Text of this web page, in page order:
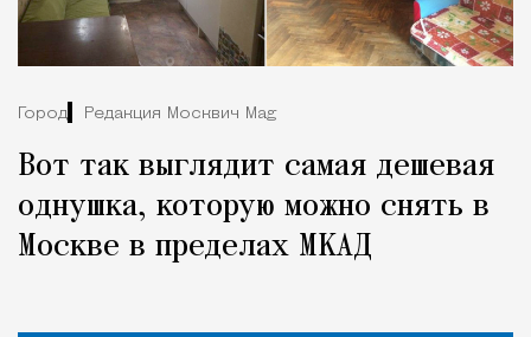
Город Редакция Москвич Mag
Вот так выглядит самая дешевая
однушка, которую можно снять в
Москве в пределах МКАД